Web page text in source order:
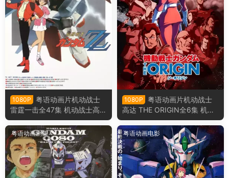
1080P
粤语动画片机动战士
雷霆一击全47集 机动战士高达
ZZ粤语版
1080P
粤语动画片机动战士
高达 THE ORIGIN全6集 机动
战士高达THEORIGIN粤语版
粤语动画剧集 粤语动画电影